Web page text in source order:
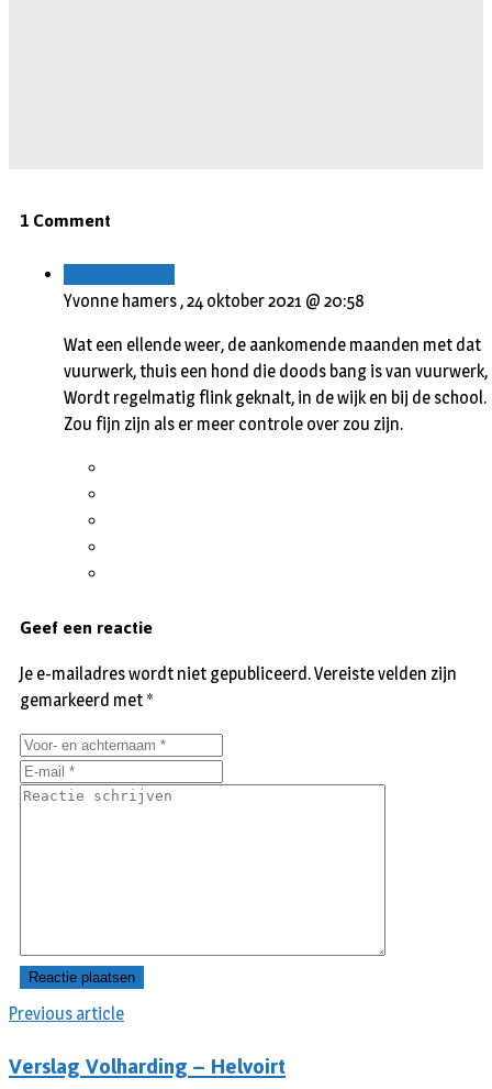
Previous article
Verslag Volharding – Helvoirt
1 Comment
Yvonne hamers ,24 oktober 2021 @ 20:58
Wat een ellende weer, de aankomende maanden met dat
vuurwerk, thuis een hond die doods bang is van vuurwerk,
Wordt regelmatig flink geknalt, in de wijk en bij de school.
Zou fijn zijn als er meer controle over zou zijn.
Geef een reactie
Je e-mailadres wordt niet gepubliceerd.Vereiste velden zijn
gemarkeerd met *